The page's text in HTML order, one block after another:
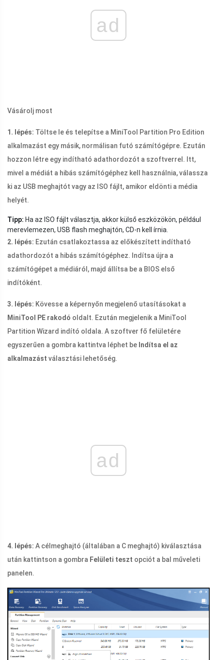
ad
Vásárolj most
1. lépés: Töltse le és telepítse a MiniTool Partition Pro Edition
alkalmazást egy másik, normálisan futó számítógépre. Ezután
hozzon létre egy indítható adathordozót a szoftverrel. Itt,
mivel a médiát a hibás számítógéphez kell használnia, válassza
ki az USB meghajtót vagy az ISO fájlt, amikor eldönti a média
helyét.
Tipp: Ha az ISO fájlt választja, akkor külső eszközökön, például
merevlemezen, USB flash meghajtón, CD-n kell írnia.
2. lépés: Ezután csatlakoztassa az előkészített indítható
adathordozót a hibás számítógéphez. Indítsa újra a
számítógépet a médiáról, majd állítsa be a BIOS első
indítóként.
3. lépés: Kövesse a képernyőn megjelenő utasításokat a
MiniTool PE rakodó oldalt. Ezután megjelenik a MiniTool
Partition Wizard indító oldala. A szoftver fő felületére
egyszerűen a gombra kattintva léphet be Indítsa el az
alkalmazást választási lehetőség.
ad
4. lépés: A célmeghajtó (általában a C meghajtó) kiválasztása
után kattintson a gombra Felületi teszt opciót a bal műveleti
panelen.